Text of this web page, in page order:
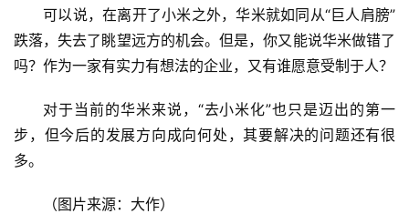
可以说，在离开了小米之外，华米就如同从“巨人肩膀”
跌落，失去了眺望远方的机会。但是，你又能说华米做错了
吗？作为一家有实力有想法的企业，又有谁愿意受制于人？
对于当前的华米来说，“去小米化”也只是迈出的第一
步，但今后的发展方向成向何处，其要解决的问题还有很
多。
（图片来源：大作）